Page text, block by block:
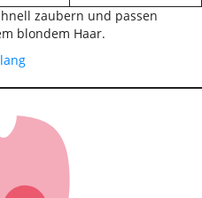
zaubern und passen
blondem Haar.